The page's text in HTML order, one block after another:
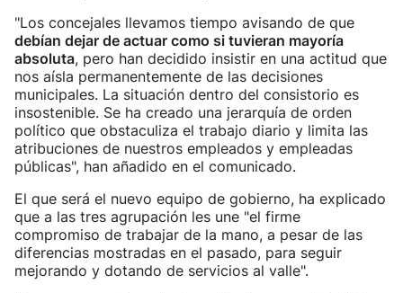
"Los concejales llevamos tiempo avisando de que
debían dejar de actuar como si tuvieran mayoría
absoluta, pero han decidido insistir en una actitud que
nos aísla permanentemente de las decisiones
municipales. La situación dentro del consistorio es
insostenible. Se ha creado una jerarquía de orden
político que obstaculiza el trabajo diario y limita las
atribuciones de nuestros empleados y empleadas
públicas", han añadido en el comunicado.
El que será el nuevo equipo de gobierno, ha explicado
que a las tres agrupación les une "el firme
compromiso de trabajar de la mano, a pesar de las
diferencias mostradas en el pasado, para seguir
mejorando y dotando de servicios al valle".